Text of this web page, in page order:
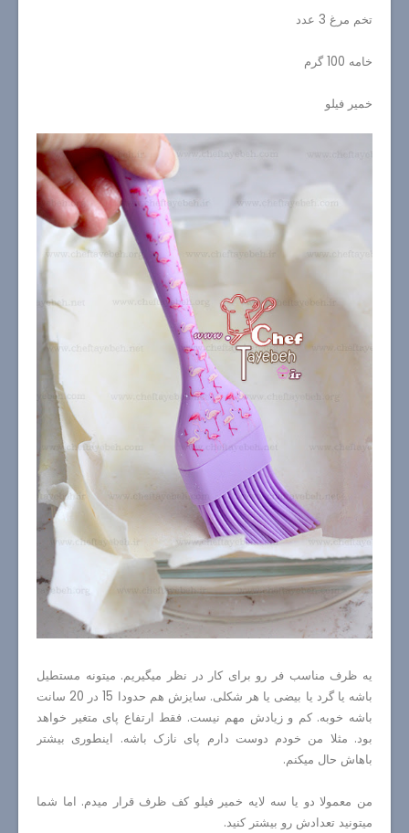
تخم مرغ 3 عدد
خامه 100 گرم
خمیر فیلو
یه ظرف مناسب فر رو برای کار در نظر میگیریم. میتونه مستطیل
باشه یا گرد یا بیضی یا هر شکلی. سایزش هم حدودا 15 در 20 سانت
باشه خوبه. کم و زیادش مهم نیست. فقط ارتفاع پای متغیر خواهد
بود. مثلا من خودم دوست دارم پای نازک باشه. اینطوری بیشتر
باهاش حال میکنم.
من معمولا دو یا سه لایه خمیر فیلو کف ظرف قرار میدم. اما شما
میتونید تعدادش رو بیشتر کنید.